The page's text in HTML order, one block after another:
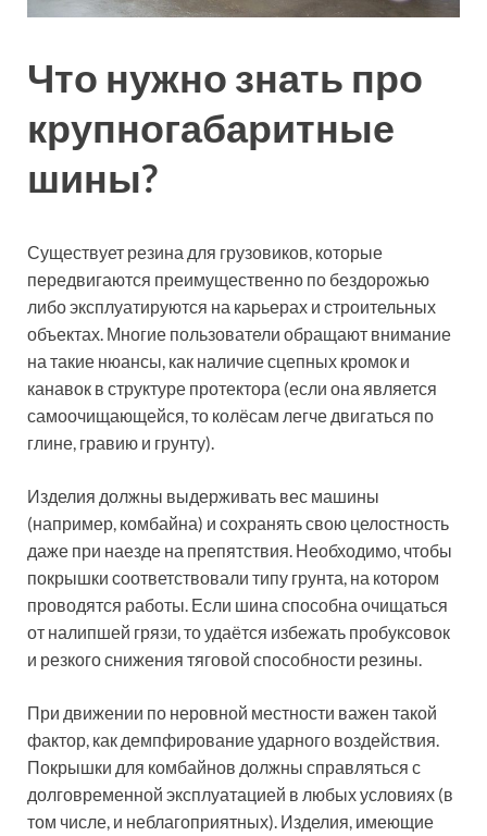
Что нужно знать про
крупногабаритные
шины?
Существует резина для грузовиков, которые
передвигаются преимущественно по бездорожью
либо эксплуатируются на карьерах и строительных
объектах. Многие пользователи обращают внимание
на такие нюансы, как наличие сцепных кромок и
канавок в структуре протектора (если она является
самоочищающейся, то колёсам легче двигаться по
глине, гравию и грунту).
Изделия должны выдерживать вес машины
(например, комбайна) и сохранять свою целостность
даже при наезде на препятствия. Необходимо, чтобы
покрышки соответствовали типу грунта, на котором
проводятся работы. Если шина способна очищаться
от налипшей грязи, то удаётся избежать пробуксовок
и резкого снижения тяговой способности резины.
При движении по неровной местности важен такой
фактор, как демпфирование ударного воздействия.
Покрышки для комбайнов должны справляться с
долговременной эксплуатацией в любых условиях (в
том числе, и неблагоприятных). Изделия, имеющие